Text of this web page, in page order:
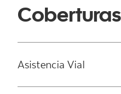
Coberturas
Asistencia Vial